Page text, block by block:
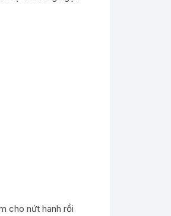
cho nứt hanh rồi